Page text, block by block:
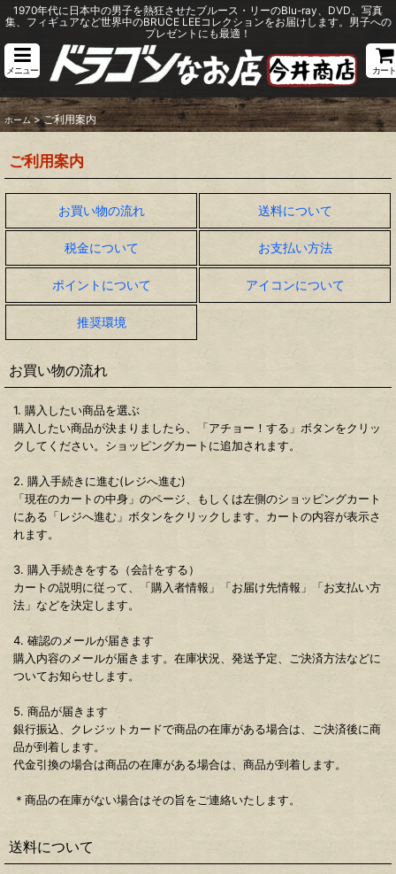
1970年代に日本中の男子を熱狂させたブルース・リーのBlu-ray、DVD、写真
集、フィギュアなど世界中のBRUCE LEEコレクションをお届けします。男子への
プレゼントにも最適！
メニュー カート
ホーム > ご利用案内
ご利用案内
お買い物の流れ 送料について
税金について お支払い方法
ポイントについて アイコンについて
推奨環境
お買い物の流れ
1. 購入したい商品を選ぶ
購入したい商品が決まりましたら、「アチョー！する」ボタンをクリッ
クしてください。ショッピングカートに追加されます。
2. 購入手続きに進む(レジへ進む)
「現在のカートの中身」のページ、もしくは左側のショッピングカート
にある「レジへ進む」ボタンをクリックします。カートの内容が表示さ
れます。
3. 購入手続きをする（会計をする）
カートの説明に従って、「購入者情報」「お届け先情報」「お支払い方
法」などを決定します。
4. 確認のメールが届きます
購入内容のメールが届きます。在庫状況、発送予定、ご決済方法などに
ついてお知らせします。
5. 商品が届きます
銀行振込、クレジットカードで商品の在庫がある場合は、ご決済後に商
品が到着します。
代金引換の場合は商品の在庫がある場合は、商品が到着します。
＊商品の在庫がない場合はその旨をご連絡いたします。
送料について